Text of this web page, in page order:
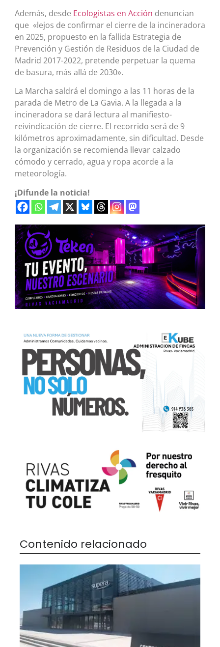
Además, desde Ecologistas en Acción denuncian
que «lejos de confirmar el cierre de la incineradora
en 2025, propuesto en la fallida Estrategia de
Prevención y Gestión de Residuos de la Ciudad de
Madrid 2017-2022, pretende perpetuar la quema
de basura, más allá de 2030».
La Marcha saldrá el domingo a las 11 horas de la
parada de Metro de La Gavia. A la llegada a la
incineradora se dará lectura al manifiesto-
reivindicación de cierre. El recorrido será de 9
kilómetros aproximadamente, sin dificultad. Desde
la organización se recomienda llevar calzado
cómodo y cerrado, agua y ropa acorde a la
meteorología.
¡Difunde la noticia!
Contenido relacionado